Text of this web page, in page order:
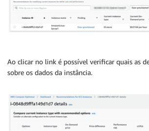
Ao clicar no link é possível verificar quais as
sobre os dados da instância.